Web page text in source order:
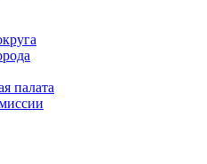
палата